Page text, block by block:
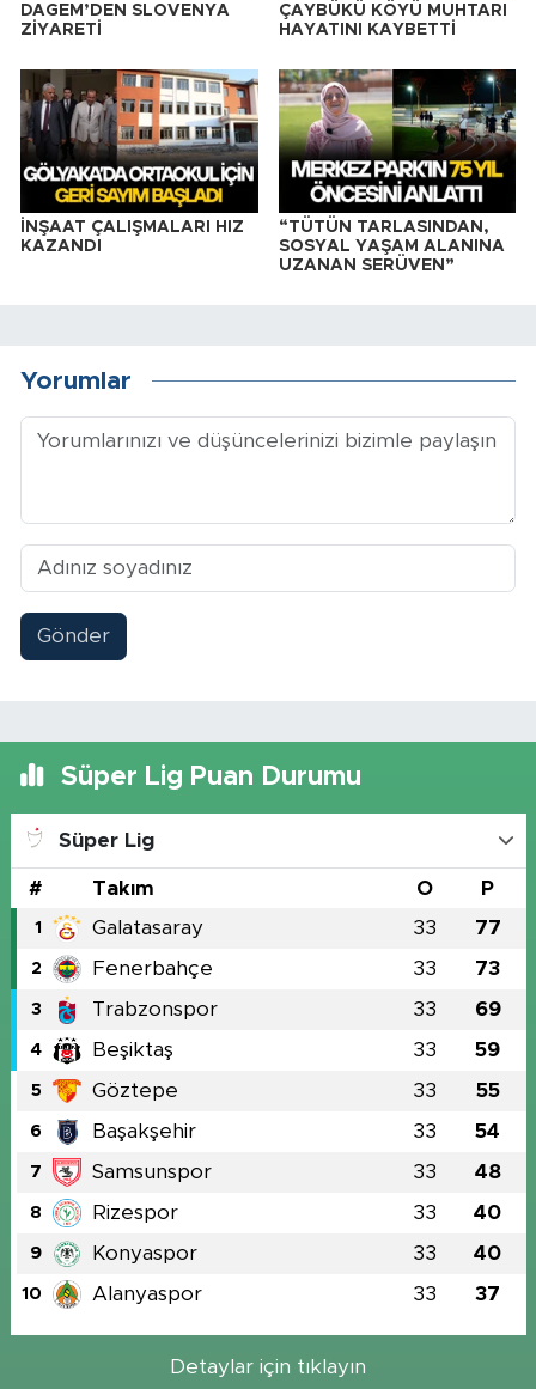
DAGEM’DEN SLOVENYA
ZİYARETİ
ÇAYBÜKÜ KÖYÜ MUHTARI
HAYATINI KAYBETTİ
İNŞAAT ÇALIŞMALARI HIZ
KAZANDI
“TÜTÜN TARLASINDAN,
SOSYAL YAŞAM ALANINA
UZANAN SERÜVEN”
Yorumlar
Gönder
Süper Lig Puan Durumu
Süper Lig
# Takım O P
1 Galatasaray 33 77
2 Fenerbahçe 33 73
3 Trabzonspor 33 69
4 Beşiktaş 33 59
5 Göztepe 33 55
6 Başakşehir 33 54
7 Samsunspor 33 48
8 Rizespor 33 40
9 Konyaspor 33 40
10 Alanyaspor 33 37
Detaylar için tıklayın